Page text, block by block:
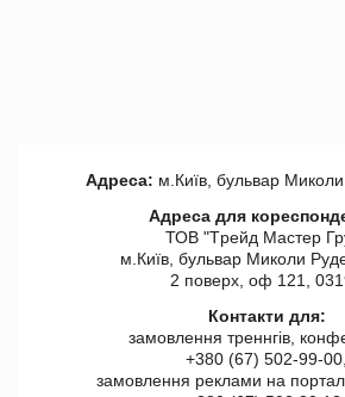
Адреса: м.Київ, бульвар
Адреса для
ТОВ "Tрейд Мастер
м.Київ, бульвар Миколи
2 поверх, оф 121,
Контакти для:
замовлення треннгів,
+380 (67) 502-99-00,
замовлення реклами на